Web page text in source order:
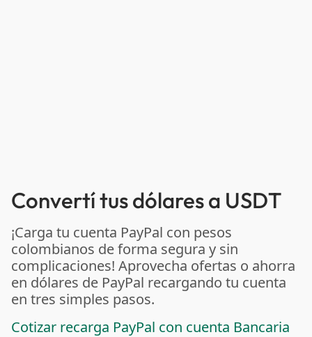
Convertí tus dólares a USDT
¡Carga tu cuenta PayPal con pesos
colombianos de forma segura y sin
complicaciones! Aprovecha ofertas o ahorra
en dólares de PayPal recargando tu cuenta
en tres simples pasos.
Cotizar recarga PayPal con cuenta Bancaria